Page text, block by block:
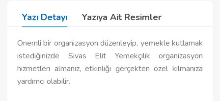
Yazı Detayı Yazıya Ait Resimler
Önemli bir organizasyon düzenleyip, yemekle kutlamak
istediğinizde Sivas Elit Yemekçilik organizasyon
hizmetleri almanız, etkinliği gerçekten özel kılmanıza
yardımcı olabilir.